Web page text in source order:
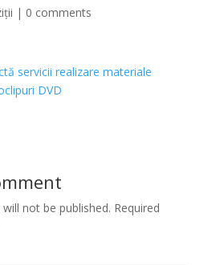
| 0 comments
servicii realizare materiale
DVD
not be published. Required